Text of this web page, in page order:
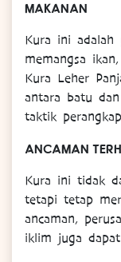
MAKANAN
Kura ini adalah
memangsa
Kura Leher
antara batu
taktik
ANCAMAN
Kura ini tidak
tetapi tetap
ancaman,
iklim juga